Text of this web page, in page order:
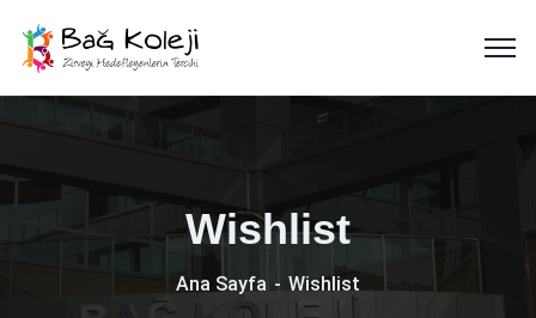
Wishlist
Ana Sayfa Wishlist